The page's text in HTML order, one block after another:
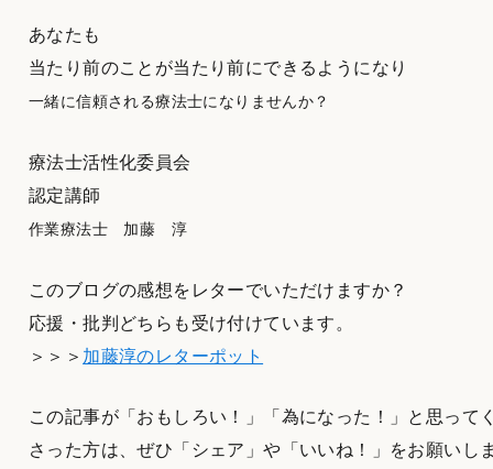
あなたも
当たり前のことが当たり前にできるようになり
一緒に信頼される療法士になりませんか？
療法士活性化委員会
認定講師
作業療法士 加藤 淳
このブログの感想をレターでいただけますか？
応援・批判どちらも受け付けています。
＞＞＞ 加藤淳のレターポット
この記事が「おもしろい！」「為になった！」と思って
さった方は、ぜひ「シェア」や「いいね！」をお願いし